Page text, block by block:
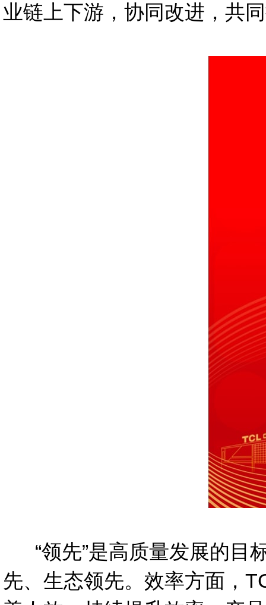
业链上下游，协同改进，共
“领先”是高质量发展的目
先、生态领先。效率方面，